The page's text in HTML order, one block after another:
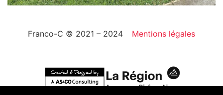
Franco-C © 2021 – 2024 Mentions légales